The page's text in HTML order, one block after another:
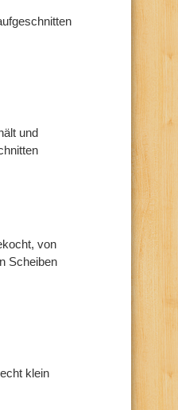
und
von
Scheiben
klein